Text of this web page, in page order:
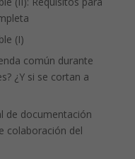
(I)
común durante
¿Y si se cortan a
de documentación
colaboración del